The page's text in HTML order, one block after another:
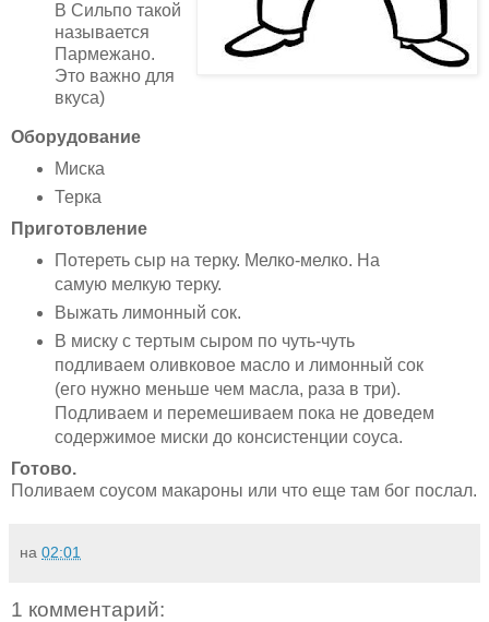
В Сильпо такой
называется
Пармежано.
Это важно для
вкуса)
Оборудование
Миска
Терка
Приготовление
Потереть сыр на терку. Мелко-мелко. На
самую мелкую терку.
Выжать лимонный сок.
В миску с тертым сыром по чуть-чуть
подливаем оливковое масло и лимонный сок
(его нужно меньше чем масла, раза в три).
Подливаем и перемешиваем пока не доведем
содержимое миски до консистенции соуса.
Готово.
Поливаем соусом макароны или что еще там бог послал.
на 02:01
1 комментарий: